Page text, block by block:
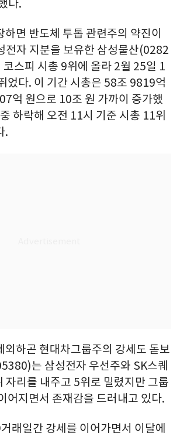
다.
면 반도체 투톱 관련주의 약진이
전자 지분을 보유한 삼성물산(0282
스피 시총 9위에 올라 2월 25일 1
었다. 이 기간 시총은 58조 9819억
억 원으로 10조 원 가까이 증가했
하락해 오전 11시 기준 시총 11위
.
외하곤 현대차그룹주의 강세도 돋보
는 삼성전자 우선주와 SK스퀘
자리를 내주고 5위로 밀렸지만 그룹
어지면서 존재감을 드러내고 있다.
래일간 강세를 이어가면서 이달에